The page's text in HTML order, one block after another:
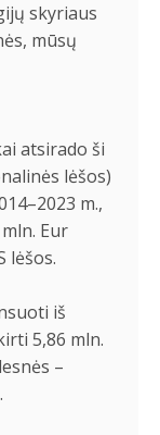
skyriaus
mūsų
atsirado ši
lėšos)
m.,
Eur
lėšos.
iš
5,86 mln.
–